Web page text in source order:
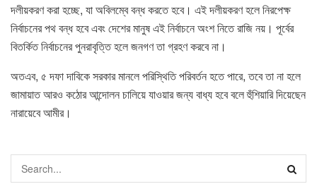
দলীয়করণ করা হচ্ছে, যা অবিলম্বে বন্ধ করতে হবে। এই দলীয়করণ হলে নিরপেক্ষ
নির্বাচনের পথ বন্ধ হবে এবং দেশের মানুষ এই নির্বাচনে অংশ নিতে রাজি নয়। পূর্বের
বিতর্কিত নির্বাচনের পুনরাবৃত্তি হলে জনগণ তা গ্রহণ করবে না।
অতএব, ৫ দফা দাবিকে সরকার মানলে পরিস্থিতি পরিবর্তন হতে পারে, তবে তা না হলে
জামায়াত আরও কঠোর আন্দোলন চালিয়ে যাওয়ার জন্য বাধ্য হবে বলে হুঁশিয়ারি দিয়েছেন
নারায়েবে আমীর।